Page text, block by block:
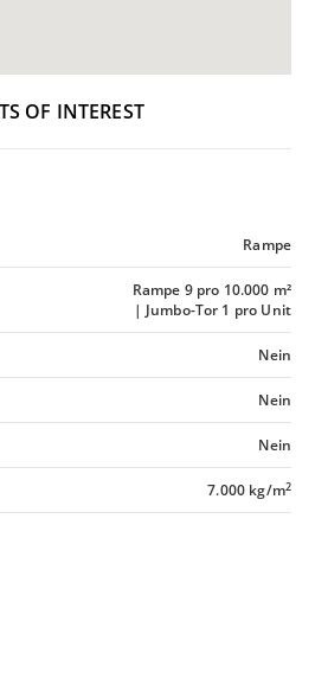
OF INTEREST
Rampe
Rampe 9 pro 10.000 m²
| Jumbo-Tor 1 pro Unit
Nein
Nein
Nein
7.000 kg/m2